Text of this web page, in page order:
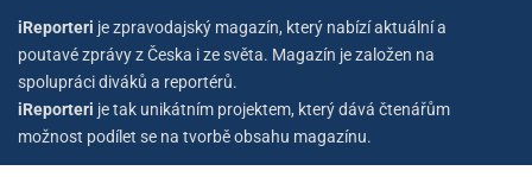
iReporteri je zpravodajský magazín, který nabízí aktuální a
poutavé zprávy z Česka i ze světa. Magazín je založen na
spolupráci diváků a reportérů.
iReporteri je tak unikátním projektem, který dává čtenářům
možnost podílet se na tvorbě obsahu magazínu.